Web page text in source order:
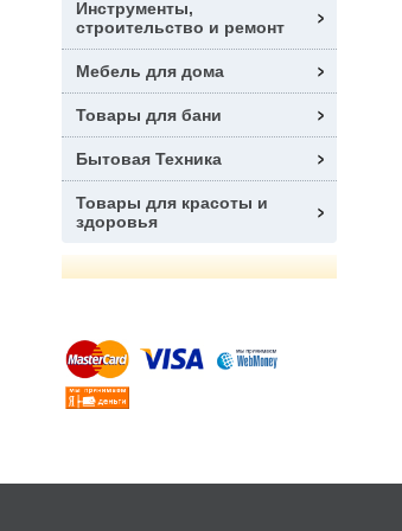
Инструменты,
строительство и ремонт
Мебель для дома
Товары для бани
Бытовая Техника
Товары для красоты и
здоровья